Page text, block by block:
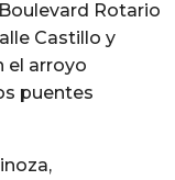
Rotario
Castillo y
el arroyo
puentes